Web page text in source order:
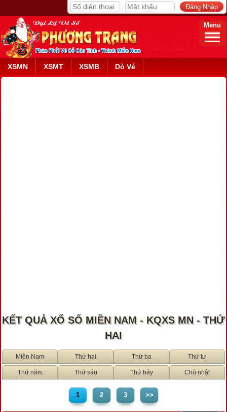
Menu
XSMN XSMT XSMB Dò Vé
KẾT QUẢ XỔ SỐ MIỀN NAM - KQXS MN - THỨ
HAI
Miền Nam Thứ hai Thứ ba Thứ tư
Thứ năm Thứ sáu Thứ bảy Chủ nhật
1 2 3 >>